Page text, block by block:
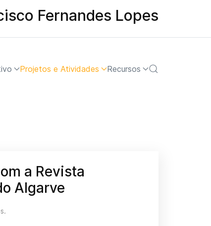
Fernandes Lopes
Projetos e Atividades Recursos
a Revista
Algarve
.